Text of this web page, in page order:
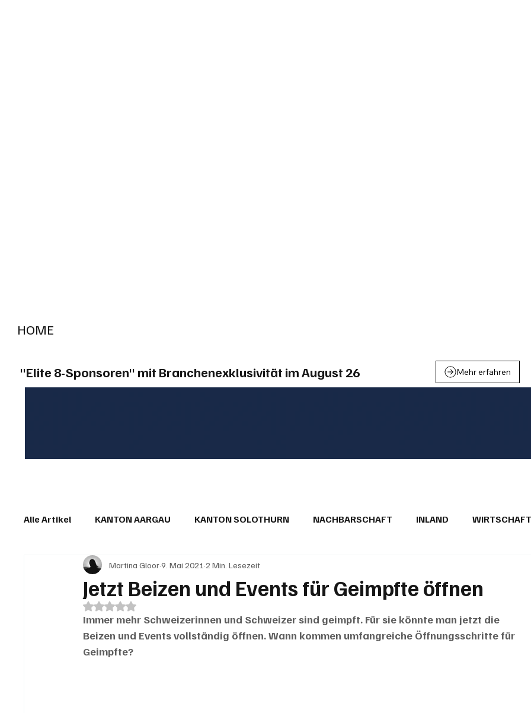
HOME
"Elite 8-Sponsoren" mit Branchenexklusivität im August 26 Mehr erfahren
Alle Artikel KANTON AARGAU KANTON SOLOTHURN NACHBARSCHAFT INLAND WIRTSCHAFT
IN EIGENER SACHE KOMMENTARE LESERBRIEFE
Jetzt Beizen und Events für Geimpfte öffnen
Martina Gloor9. Mai 2021 2 Min. Lesezeit
Mit NaN von 5 Sternen bewertet.
Immer mehr Schweizerinnen und Schweizer sind geimpft. Für sie könnte man jetzt die
Beizen und Events vollständig öffnen. Wann kommen umfangreiche Öffnungsschritte für
Geimpfte?